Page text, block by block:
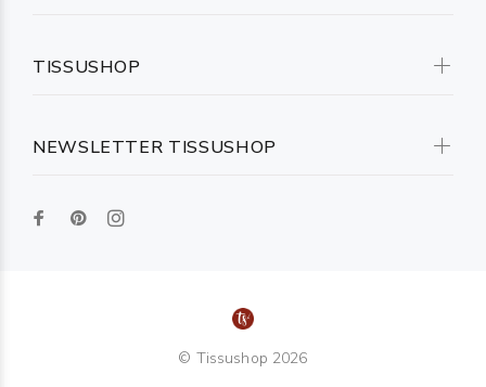
NEWSLETTER TISSUSHOP
TISSUSHOP
© Tissushop 2026